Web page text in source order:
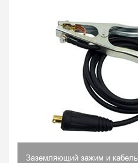
Заземляющий зажим и